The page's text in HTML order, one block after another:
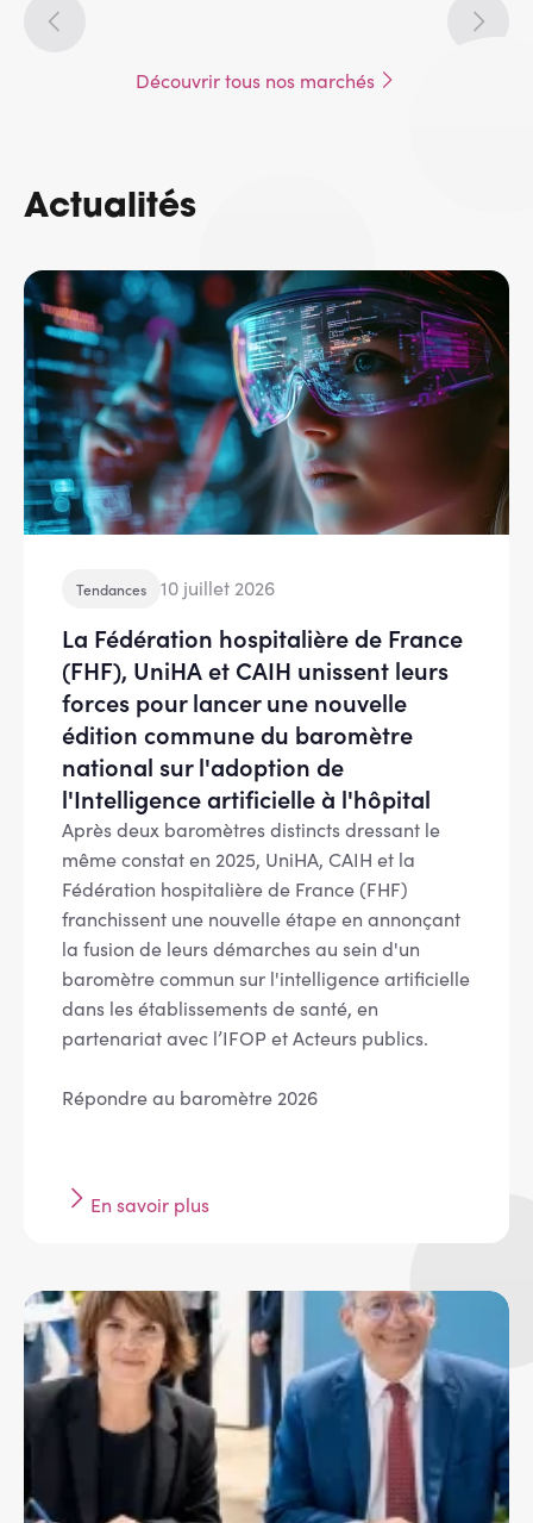
Découvrir tous nos marchés
Actualités
Tendances 10 juillet 2026
La Fédération hospitalière de France
(FHF), UniHA et CAIH unissent leurs
forces pour lancer une nouvelle
édition commune du baromètre
national sur l'adoption de
l'Intelligence artificielle à l'hôpital
En savoir plus
Après deux baromètres distincts dressant le
même constat en 2025, UniHA, CAIH et la
Fédération hospitalière de France (FHF)
franchissent une nouvelle étape en annonçant
la fusion de leurs démarches au sein d'un
baromètre commun sur l'intelligence artificielle
dans les établissements de santé, en
partenariat avec l’IFOP et Acteurs publics.
Répondre au baromètre 2026